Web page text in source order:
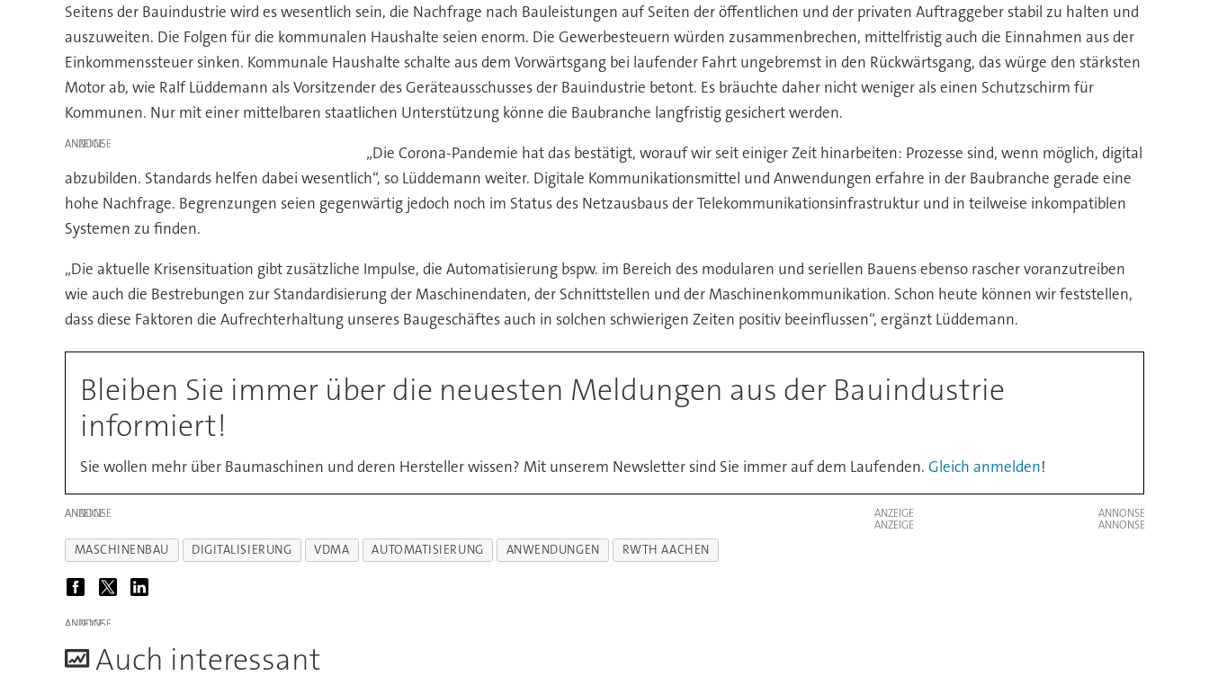
Seitens der Bauindustrie wird es wesentlich sein, die Nachfrage nach Bauleistungen auf Seiten der öffentlichen und der privaten Auftraggeber stabil zu halten und
auszuweiten. Die Folgen für die kommunalen Haushalte seien enorm. Die Gewerbesteuern würden zusammenbrechen, mittelfristig auch die Einnahmen aus der
Einkommenssteuer sinken. Kommunale Haushalte schalte aus dem Vorwärtsgang bei laufender Fahrt ungebremst in den Rückwärtsgang, das würge den stärksten
Motor ab, wie Ralf Lüddemann als Vorsitzender des Geräteausschusses der Bauindustrie betont. Es bräuchte daher nicht weniger als einen Schutzschirm für
Kommunen. Nur mit einer mittelbaren staatlichen Unterstützung könne die Baubranche langfristig gesichert werden.
ANZEIGE
„Die Corona-Pandemie hat das bestätigt, worauf wir seit einiger Zeit hinarbeiten: Prozesse sind, wenn möglich, digital
abzubilden. Standards helfen dabei wesentlich“, so Lüddemann weiter. Digitale Kommunikationsmittel und Anwendungen erfahre in der Baubranche gerade eine
hohe Nachfrage. Begrenzungen seien gegenwärtig jedoch noch im Status des Netzausbaus der Telekommunikationsinfrastruktur und in teilweise inkompatiblen
Systemen zu finden.
„Die aktuelle Krisensituation gibt zusätzliche Impulse, die Automatisierung bspw. im Bereich des modularen und seriellen Bauens ebenso rascher voranzutreiben
wie auch die Bestrebungen zur Standardisierung der Maschinendaten, der Schnittstellen und der Maschinenkommunikation. Schon heute können wir feststellen,
dass diese Faktoren die Aufrechterhaltung unseres Baugeschäftes auch in solchen schwierigen Zeiten positiv beeinflussen“, ergänzt Lüddemann.
Bleiben Sie immer über die neuesten Meldungen aus der Bauindustrie
informiert!
Sie wollen mehr über Baumaschinen und deren Hersteller wissen? Mit unserem Newsletter sind Sie immer auf dem Laufenden. Gleich anmelden!
ANZEIGE
ANZEIGE
ANZEIGE
MASCHINENBAU DIGITALISIERUNG VDMA AUTOMATISIERUNG ANWENDUNGEN RWTH AACHEN
ANZEIGE
Auch interessant